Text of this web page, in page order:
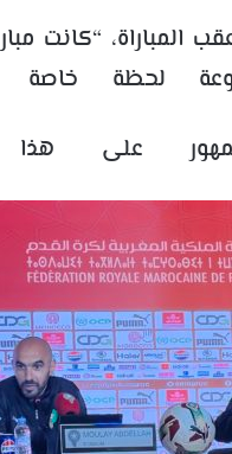
المباراة، “كانت
لحظة خاصة
على هذا